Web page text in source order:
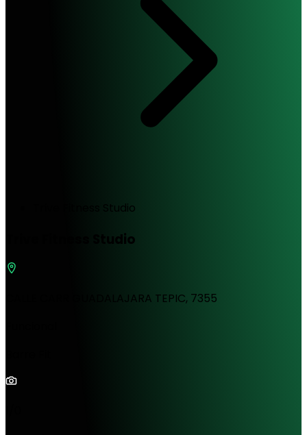
Trive Fitness Studio
Trive Fitness Studio
CALLE CARR GUADALAJARA TEPIC, 7355